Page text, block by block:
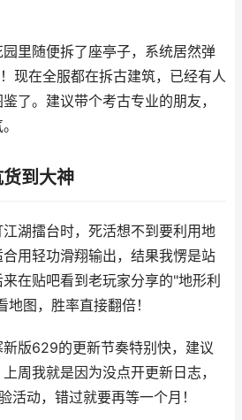
里随便拆了座亭子，系统居然弹
现在全服都在拆古建筑，已经有人
了。建议带个考古专业的朋友，
到大神
湖擂台时，死活想不到要利用地
用轻功滑翔输出，结果我愣是站
在贴吧看到老玩家分享的"地形利
图，胜率直接翻倍！
版629的更新节奏特别快，建议
周我就是因为没点开更新日志，
活动，错过就要再等一个月！